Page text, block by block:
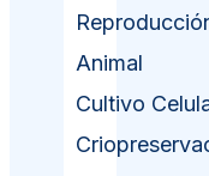
Animal
Cultivo